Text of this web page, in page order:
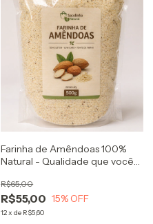
Farinha de Amêndoas 100%
Natural - Qualidade que você
R$55,00
R$65,00
15% OFF
12xde R$5,60